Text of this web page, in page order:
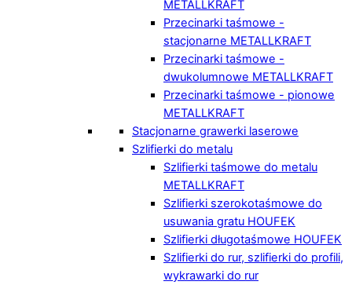
METALLKRAFT
Przecinarki taśmowe -
stacjonarne METALLKRAFT
Przecinarki taśmowe -
dwukolumnowe METALLKRAFT
Przecinarki taśmowe - pionowe
METALLKRAFT
Stacjonarne grawerki laserowe
Szlifierki do metalu
Szlifierki taśmowe do metalu
METALLKRAFT
Szlifierki szerokotaśmowe do
usuwania gratu HOUFEK
Szlifierki długotaśmowe HOUFEK
Szlifierki do rur, szlifierki do profili,
wykrawarki do rur